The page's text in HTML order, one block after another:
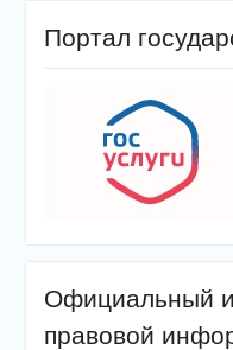
Портал
Официальный
правовой